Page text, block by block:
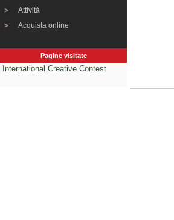
Attività
Acquista online
Pagine visitate
International Creative Contest